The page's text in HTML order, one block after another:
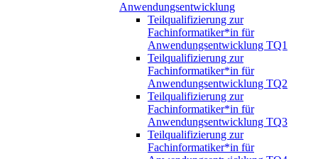
Anwendungsentwicklung
Teilqualifizierung zur
Fachinformatiker*in für
Anwendungsentwicklung TQ1
Teilqualifizierung zur
Fachinformatiker*in für
Anwendungsentwicklung TQ2
Teilqualifizierung zur
Fachinformatiker*in für
Anwendungsentwicklung TQ3
Teilqualifizierung zur
Fachinformatiker*in für